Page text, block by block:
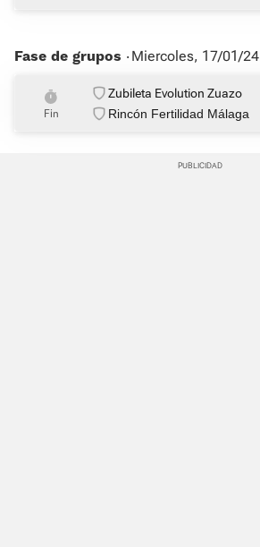
Fase de grupos ‧ Miercoles, 17/01/24
Fin
Zubileta Evolution Zuazo
Rincón Fertilidad Málaga